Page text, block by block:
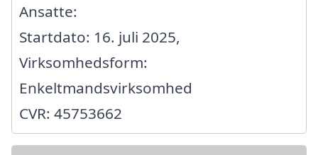
Ansatte:
Startdato: 16. juli 2025,
Virksomhedsform:
Enkeltmandsvirksomhed
CVR: 45753662